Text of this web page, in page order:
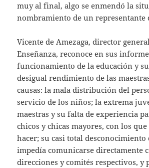
muy al final, algo se enmendó la
nombramiento de un representante
Vicente de Amezaga, director
Enseñanza, reconoce en sus
funcionamiento de la educación y
desigual rendimiento de las
causas: la mala distribución del
servicio de los niños; la extrema
maestras y su falta de experiencia
chicos y chicas mayores, con los
hacer; su casi total desconocimiento
impedía comunicarse directamente
direcciones y comités respectivos, y